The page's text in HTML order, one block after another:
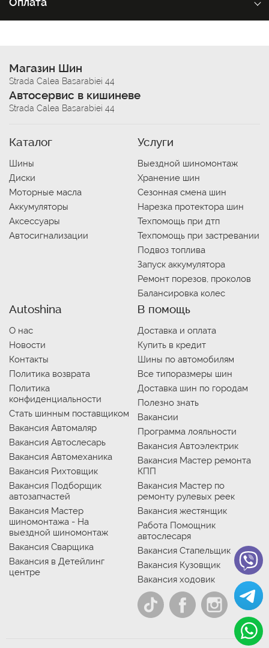
Магазин Шин
Strada Calea Basarabiei 44
Автосервис в кишиневе
Strada Calea Basarabiei 44
Каталог
Шины
Диски
Моторные масла
Аккумуляторы
Аксессуары
Автосигнализации
Услуги
Выездной шиномонтаж
Хранение шин
Сезонная смена шин
Нарезка протектора шин
Техпомощь при дтп
Техпомощь при застревании
Подвоз топлива
Запуск аккумулятора
Ремонт порезов, проколов
Балансировка колес
Autoshina
О нас
Новости
Контакты
Политика возврата
Политика
конфиденциальности
Стать шинным поставщиком
Вакансия Автомаляр
Вакансия Автослесарь
Вакансия Автомеханика
Вакансия Рихтовщик
Вакансия Подборщик
автозапчастей
Вакансия Мастер
шиномонтажа - На
выездной шиномонтаж
Вакансия Сварщика
Вакансия в Детейлинг
центре
В помощь
Доставка и оплата
Купить в кредит
Шины по автомобилям
Все типоразмеры шин
Доставка шин по городам
Полезно знать
Вакансии
Программа лояльности
Вакансия Автоэлектрик
Вакансия Мастер ремонта
КПП
Вакансия Мастер по
ремонту рулевых реек
Вакансия жестянщик
Работа Помощник
автослесаря
Вакансия Стапельщик
Вакансия Кузовщик
Вакансия ходовик